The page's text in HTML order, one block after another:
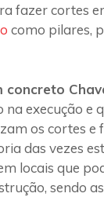
fazer cortes
como pilares,
concreto
execução e
os cortes e
das vezes
locais que
sendo